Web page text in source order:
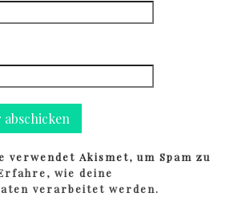
verwendet Akismet, um Spam zu
wie deine
verarbeitet werden.